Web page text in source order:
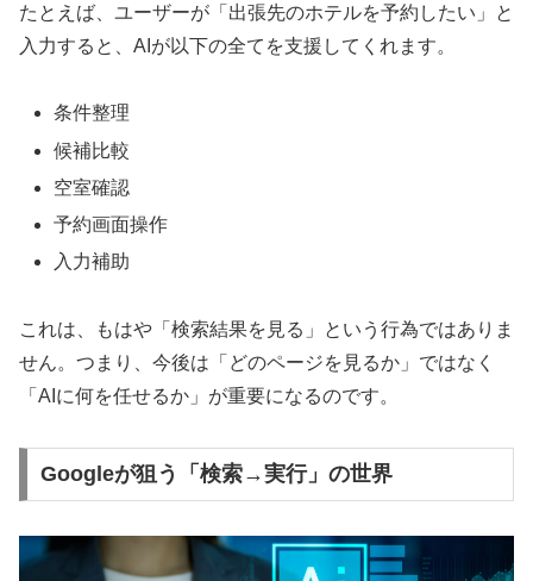
たとえば、ユーザーが「出張先のホテルを予約したい」と
入力すると、AIが以下の全てを支援してくれます。
条件整理
候補比較
空室確認
予約画面操作
入力補助
これは、もはや「検索結果を見る」という行為ではありま
せん。つまり、今後は「どのページを見るか」ではなく
「AIに何を任せるか」が重要になるのです。
Googleが狙う「検索→実行」の世界